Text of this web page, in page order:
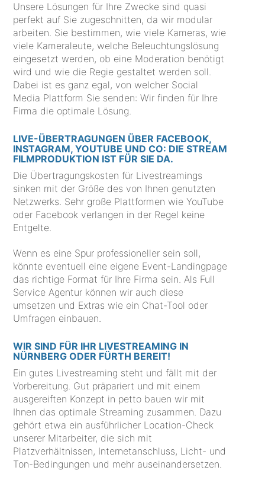
Unsere Lösungen für Ihre Zwecke sind quasi
perfekt auf Sie zugeschnitten, da wir modular
arbeiten. Sie bestimmen, wie viele Kameras, wie
viele Kameraleute, welche Beleuchtungslösung
eingesetzt werden, ob eine Moderation benötigt
wird und wie die Regie gestaltet werden soll.
Dabei ist es ganz egal, von welcher Social
Media Plattform Sie senden: Wir finden für Ihre
Firma die optimale Lösung.
LIVE-ÜBERTRAGUNGEN ÜBER FACEBOOK,
INSTAGRAM, YOUTUBE UND CO: DIE STREAM
FILMPRODUKTION IST FÜR SIE DA.
Die Übertragungskosten für Livestreamings
sinken mit der Größe des von Ihnen genutzten
Netzwerks. Sehr große Plattformen wie YouTube
oder Facebook verlangen in der Regel keine
Entgelte.
Wenn es eine Spur professioneller sein soll,
könnte eventuell eine eigene Event-Landingpage
das richtige Format für Ihre Firma sein. Als Full
Service Agentur können wir auch diese
umsetzen und Extras wie ein Chat-Tool oder
Umfragen einbauen.
WIR SIND FÜR IHR LIVESTREAMING IN
NÜRNBERG ODER FÜRTH BEREIT!
Ein gutes Livestreaming steht und fällt mit der
Vorbereitung. Gut präpariert und mit einem
ausgereiften Konzept in petto bauen wir mit
Ihnen das optimale Streaming zusammen. Dazu
gehört etwa ein ausführlicher Location-Check
unserer Mitarbeiter, die sich mit
Platzverhältnissen, Internetanschluss, Licht- und
Ton-Bedingungen und mehr auseinandersetzen.